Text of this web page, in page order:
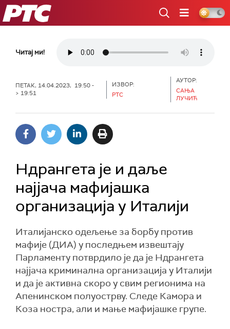
РТС
Читај ми!
ПЕТАК, 14.04.2023, 19:50 -
> 19:51
ИЗВОР:
РТС
АУТОР:
САЊА
ЛУЧИЋ
Ндрангета је и даље
најјача мафијашка
организација у Италији
Италијанско одељење за борбу против
мафије (ДИА) у последњем извештају
Парламенту потврдило је да је Ндрангета
најјача криминална организација у Италији
и да је активна скоро у свим регионима на
Апенинском полуострву. Следе Камора и
Коза ностра, али и мање мафијашке групе.